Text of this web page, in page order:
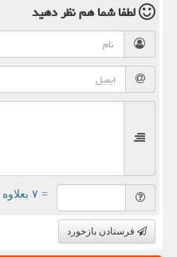
لطفا شما همنظر دهید
= ۷ بعلاوه ۲
فرستادن بازخورد